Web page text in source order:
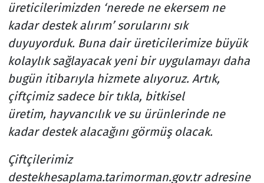
üreticilerimizden ‘nerede ne ekersem ne
kadar destek alırım’ sorularını sık
duyuyorduk. Buna dair üreticilerimize büyük
kolaylık sağlayacak yeni bir uygulamayı daha
bugün itibarıyla hizmete alıyoruz. Artık,
çiftçimiz sadece bir tıkla, bitkisel
üretim, hayvancılık ve su ürünlerinde ne
kadar destek alacağını görmüş olacak.
Çiftçilerimiz
destekhesaplama.tarimorman.gov.tr adresine